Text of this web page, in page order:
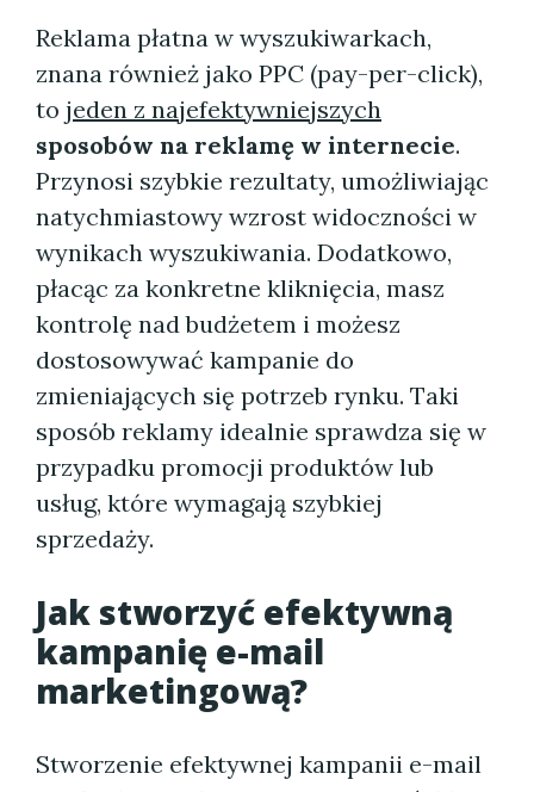
Reklama płatna w wyszukiwarkach,
znana również jako PPC (pay-per-click),
to jeden z najefektywniejszych
sposobów na reklamę w internecie.
Przynosi szybkie rezultaty, umożliwiając
natychmiastowy wzrost widoczności w
wynikach wyszukiwania. Dodatkowo,
płacąc za konkretne kliknięcia, masz
kontrolę nad budżetem i możesz
dostosowywać kampanie do
zmieniających się potrzeb rynku. Taki
sposób reklamy idealnie sprawdza się w
przypadku promocji produktów lub
usług, które wymagają szybkiej
sprzedaży.
Jak stworzyć efektywną
kampanię e-mail
marketingową?
Stworzenie efektywnej kampanii e-mail